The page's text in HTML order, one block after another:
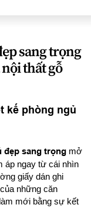
sang trọng
thất gỗ
kế phòng ngủ
đẹp sang trọng mở
áp ngay từ cái nhìn
giấy dán ghi
những căn
mới bằng sự kết